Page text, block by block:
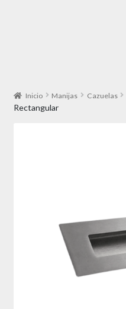
Inicio Manijas Cazuelas
Rectangular